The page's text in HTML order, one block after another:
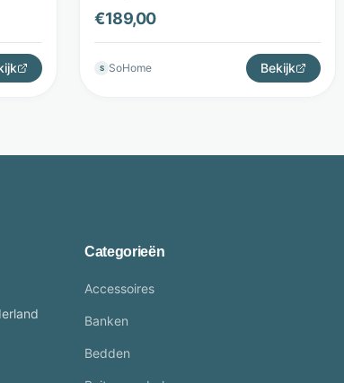
lampenkappen - naturel -
LifestyleFurn
€189,00
S SoHome Bekijk
Categorieën
Accessoires
Banken
Bedden